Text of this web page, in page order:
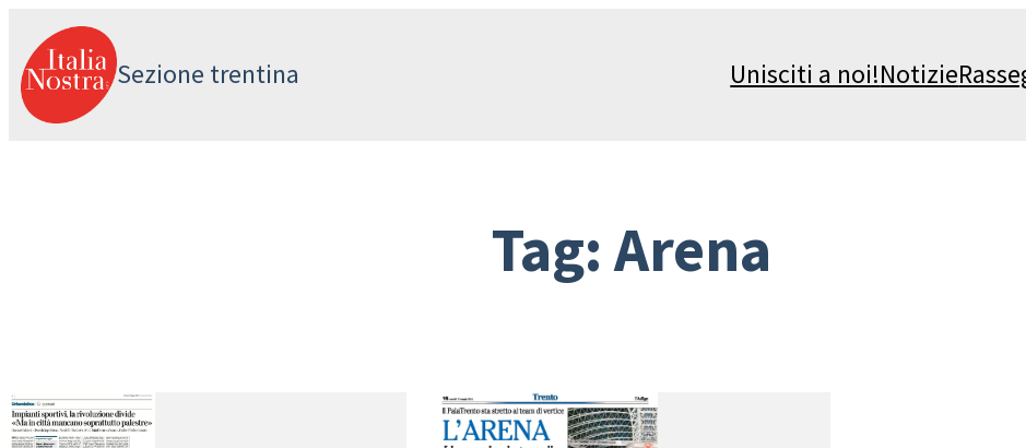
al
contenuto
Sezione trentina Unisciti a noi!Notizie
Tag:Arena